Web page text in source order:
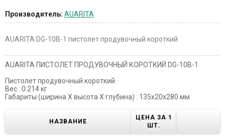
Производитель: AUARITA
AUARITA DG-10B-1 пистолет продувочный короткий
AUARITA ПИСТОЛЕТ ПРОДУВОЧНЫЙ КОРОТКИЙ DG-10B-1
Пистолет продувочный короткий
Вес : 0.214 кг
Габариты (ширина X высота X глубина) : 135x20x280 мм
НАЗВАНИЕ
ЦЕНА ЗА 1
ШТ.